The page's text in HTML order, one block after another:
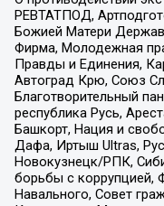
РЕВТАТПОД,
Божией Матери
Фирма, Молодежная
Правды и Единения,
Автоград Крю, Союз
Благотворительный
республика Русь,
Башкорт, Нация и
Дафа, Иртыш Ultras,
Новокузнецк/РПК,
борьбы с
Навального, Совет